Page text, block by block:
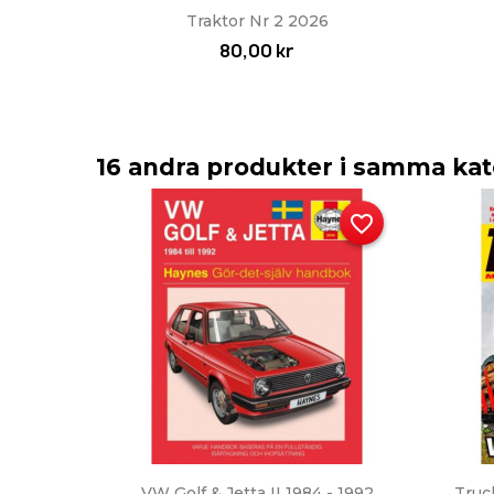
Snabbvy
Traktor Nr 2 2026
80,00 kr
16 andra produkter i samma
Snabbvy
favorite_border